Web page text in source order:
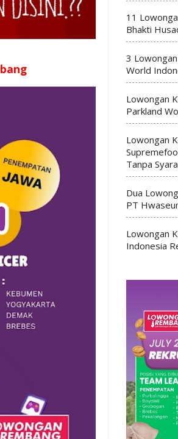
11
Bhakti
3
World
Lowongan
Parkland
Lowongan
Tanpa
Dua
PT
Lowongan
Indonesia